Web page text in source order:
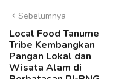
Sebelumnya
Local Food Tanume
Tribe Kembangkan
Pangan Lokal dan
Wisata Alam di